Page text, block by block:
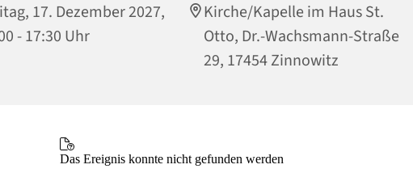
17. Dezember 2027,
- 17:30 Uhr
Kirche/Kapelle im Haus St.
Otto, Dr.-Wachsmann-Straße
29, 17454 Zinnowitz